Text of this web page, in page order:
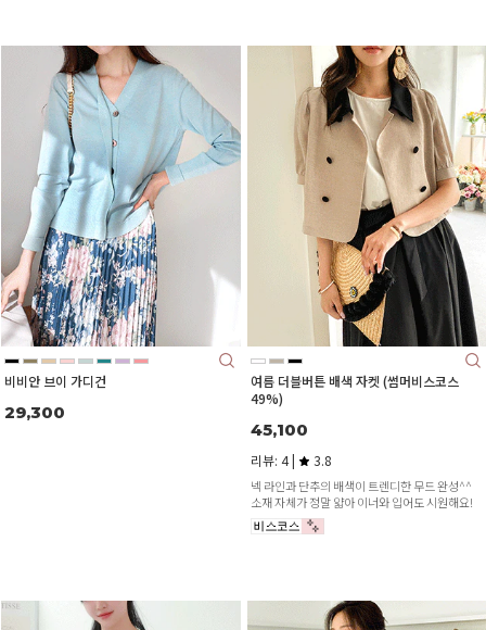
비비안 브이 가디건
29,300
여름 더블버튼 배색 자켓 (썸머비스코스
49%)
45,100
리뷰: 4 | 3.8
넥 라인과 단추의 배색이 트렌디한 무드 완성^^
소재 자체가 정말 얇아 이너와 입어도 시원해요!